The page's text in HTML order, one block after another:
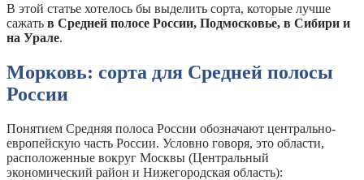
В этой статье хотелось бы выделить сорта, которые лучше
сажать в Средней полосе России, Подмосковье, в Сибири и
на Урале.
Морковь: сорта для Средней полосы
России
Понятием Средняя полоса России обозначают центрально-
европейскую часть России. Условно говоря, это области,
расположенные вокруг Москвы (Центральный
экономический район и Нижегородская область):